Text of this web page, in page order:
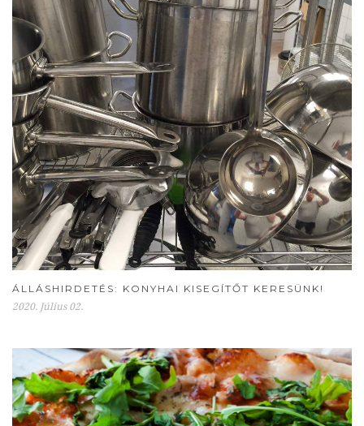
ÁLLÁSHIRDETÉS: KONYHAI KISEGÍTŐT KERESÜNK!
2020. Július 02.